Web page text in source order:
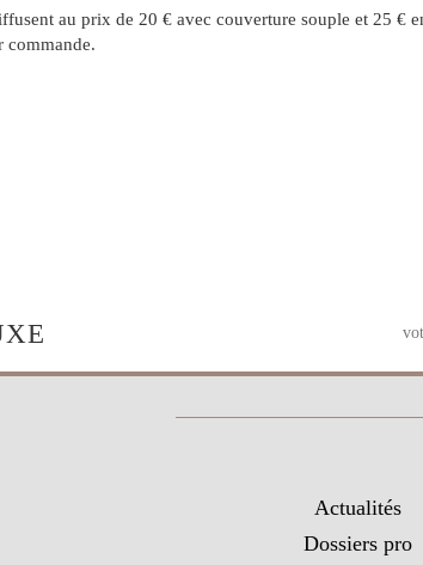
au prix de 20 € avec couverture souple et 25 €
commande.
Actualités
Dossiers pro